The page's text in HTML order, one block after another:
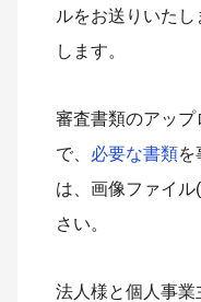
ルをお送りいた
します。
審査書類のアッ
で、 必要な書類を
は、画像ファイ
さい。
法人様と個人事業